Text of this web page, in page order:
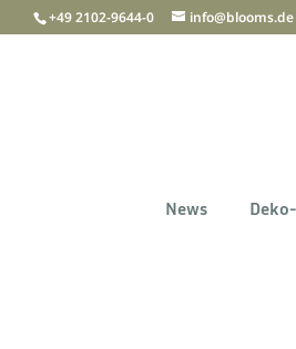
+49 2102-9644-0 info@blooms.de
News